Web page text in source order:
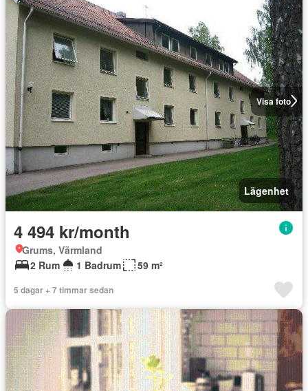
Visa foto
Lägenhet
4 494 kr/month
Grums, Värmland
2 Rum
1 Badrum 59 m²
5 dagar + 7 timmar sedan